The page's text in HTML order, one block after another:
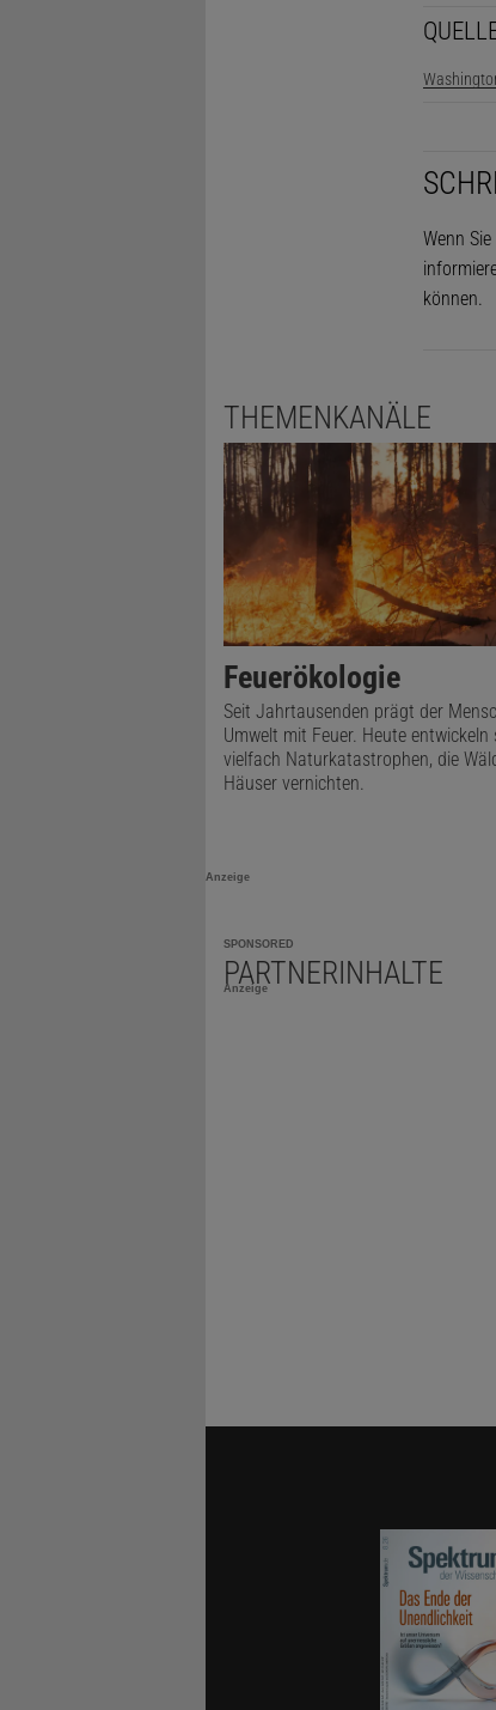
Wenn
können.
THEMENKANÄLE
Feuerökologie
Seit Jahrtausenden prägt der
Umwelt mit Feuer. Heute entwickeln
vielfach Naturkatastrophen, die
Häuser vernichten.
Anzeige
SPONSORED
PARTNERINHALTE
Anzeige